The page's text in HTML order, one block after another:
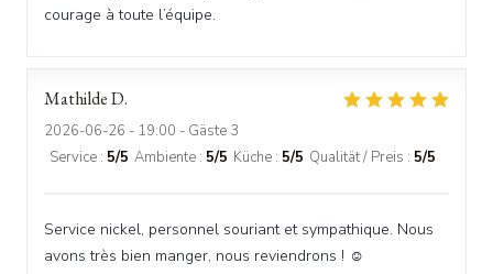
courage à toute l’équipe.
MathildeD
2026-06-26 - 19:00 - Gäste 3
Service : 5/5 Ambiente : 5/5 Küche : 5/5 Qualität / Preis : 5/5
Service nickel, personnel souriant et sympathique. Nous
avons très bien manger, nous reviendrons ! ☺️